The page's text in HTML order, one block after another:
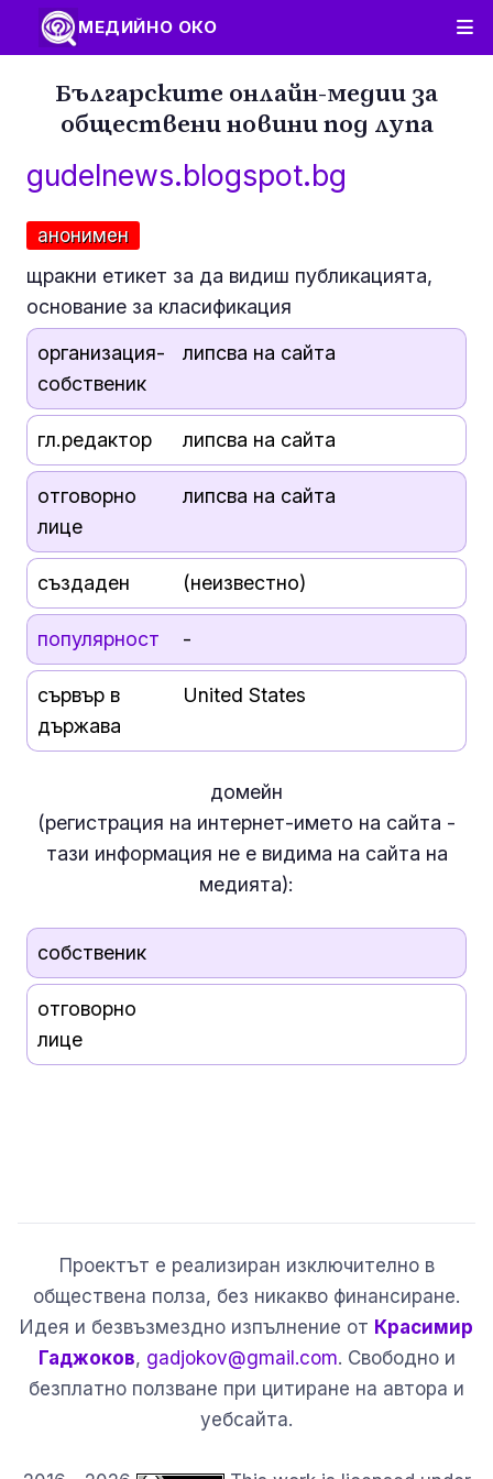
МЕДИЙНО ОКО
Българските онлайн-медии за
обществени новини под лупа
gudelnews.blogspot.bg
анонимен
щракни етикет за да видиш публикацията,
основание за класификация
организация-
собственик
липсва на сайта
гл.редактор липсва на сайта
отговорно
лице
липсва на сайта
създаден (неизвестно)
популярност -
сървър в
държава
United States
домейн
(регистрация на интернет-името на сайта -
тази информация не евидима на сайта на
медията):
собственик
отговорно
лице
Проектът е реализиран изключително в
обществена полза, без никакво финансиране.
Идея и безвъзмездно изпълнение от Красимир
Гаджоков, gadjokov@gmail.com. Свободно и
безплатно ползване при цитиране на автора и
уебсайта.